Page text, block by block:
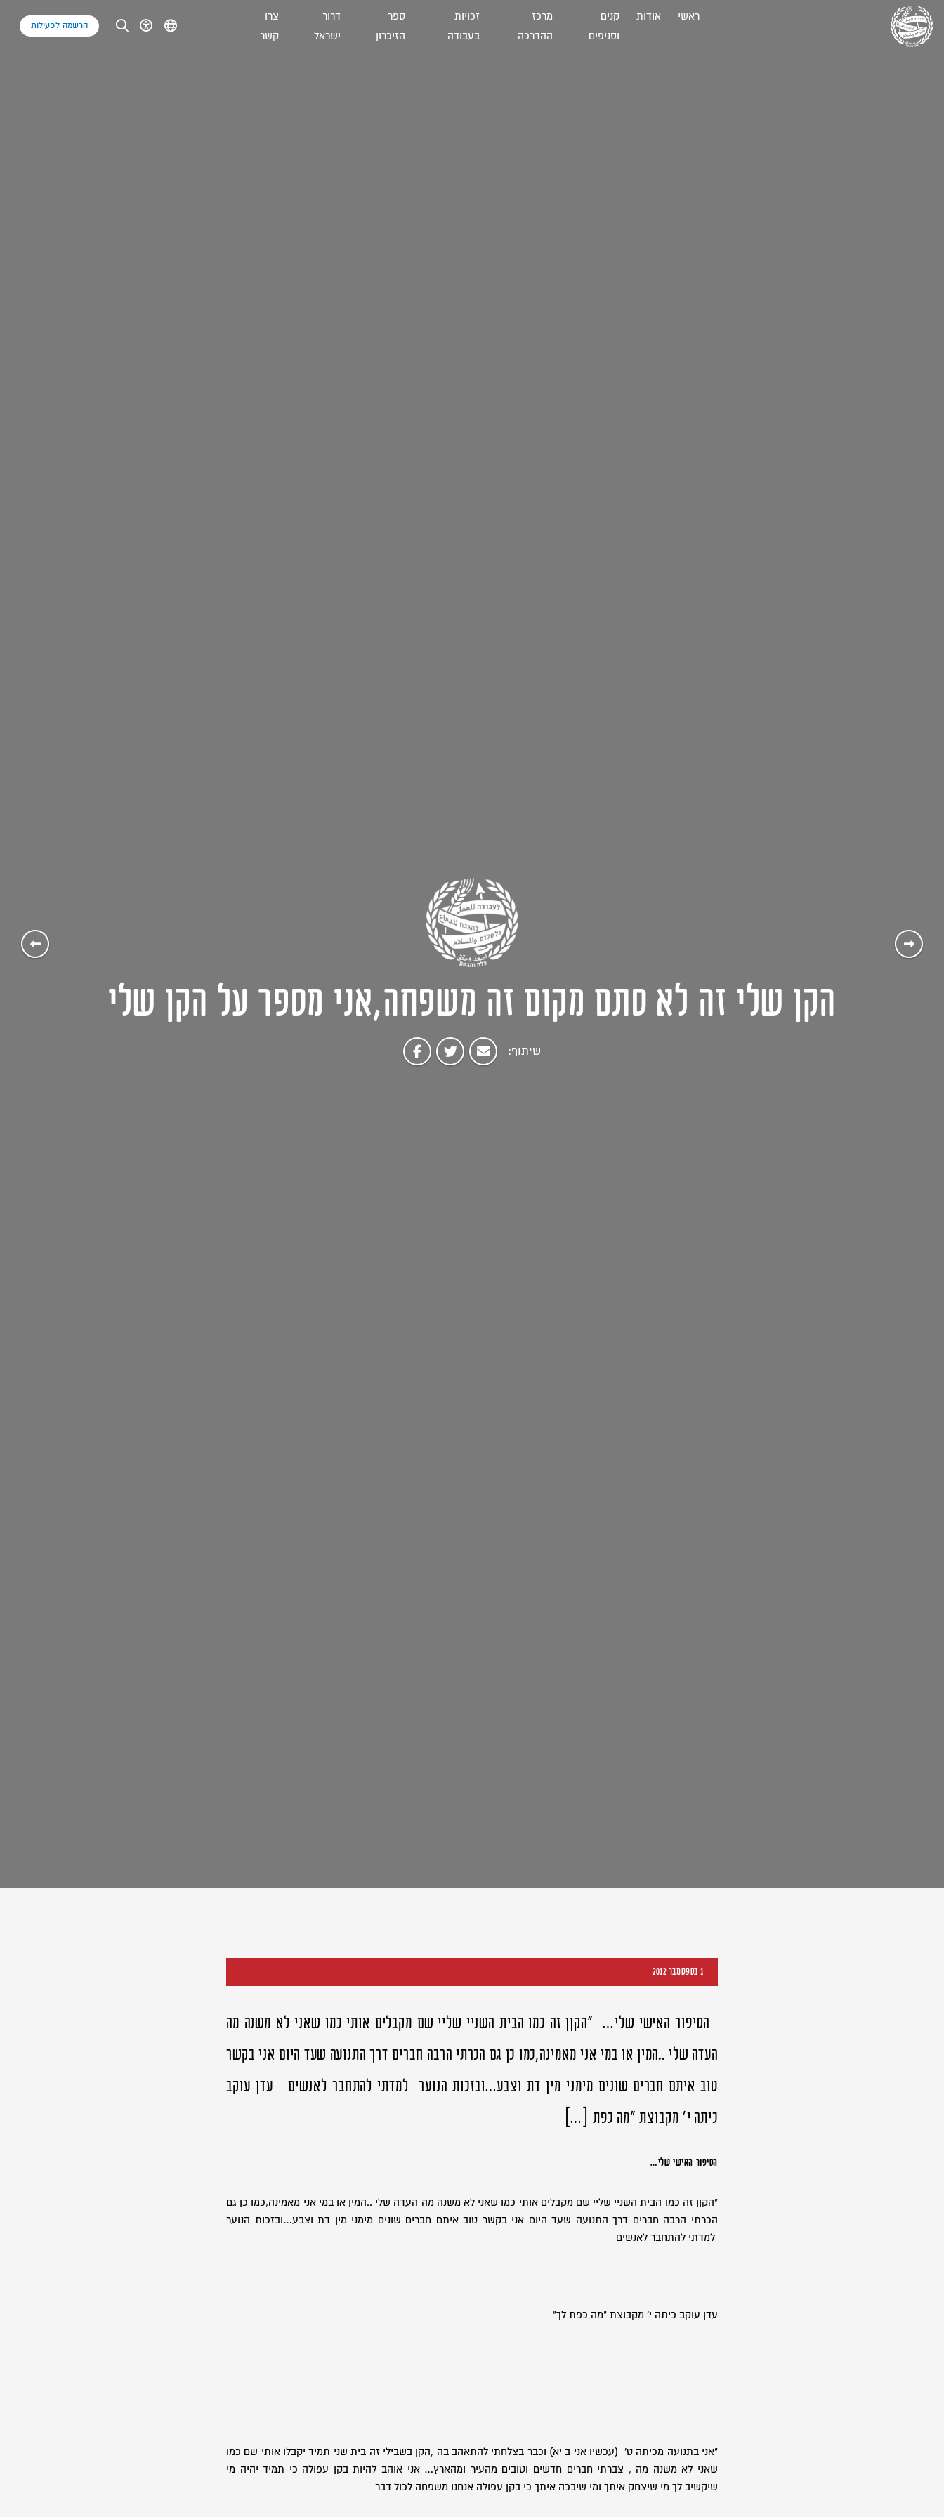
ראשי אודות קנים
וסניפים
מרכז
ההדרכה
זכויות
בעבודה
ספר
הזיכרון
דרור
ישראל
צרו
קשר
הרשמה לפעילות
הקן שלי זה לא סתם מקום זה משפחה,אני מספר על הקן שלי
שיתוף:
1 בספטמבר 2012
הסיפור האישי שלי… "הקןן זה כמו הבית השניי שליי שם מקבלים אותי כמו שאני לא משנה מה
העדה שלי ..המין או במי אני מאמינה,כמו כן גם הכרתי הרבה חברים דרך התנועה שעד היום אני בקשר
טוב איתם חברים שונים מימני מין דת וצבע…ובזכות הנוער למדתי להתחבר לאנשים עדן עוקב
כיתה י' מקבוצת "מה כפת […]
הסיפור האישי שלי…
"הקןן זה כמו הבית השניי שליי שם מקבלים אותי כמו שאני לא משנה מה העדה שלי ..המין או במי אני מאמינה,כמו כן גם
הכרתי הרבה חברים דרך התנועה שעד היום אני בקשר טוב איתם חברים שונים מימני מין דת וצבע…ובזכות הנוער
למדתי להתחבר לאנשים
עדן עוקב כיתה י' מקבוצת "מה כפת לך"
"אני בתנועה מכיתה ט' (עכשיו אני ב יא) וכבר בצלחתי להתאהב בה ,הקן בשבילי זה בית שני תמיד יקבלו אותי שם כמו
שאני לא משנה מה , צברתי חברים חדשים וטובים מהעיר ומהארץ… אני אוהב להיות בקן עפולה כי תמיד יהיה מי
שיקשיב לך מי שיצחק איתך ומי שיבכה איתך כי בקן עפולה אנחנו משפחה לכול דבר